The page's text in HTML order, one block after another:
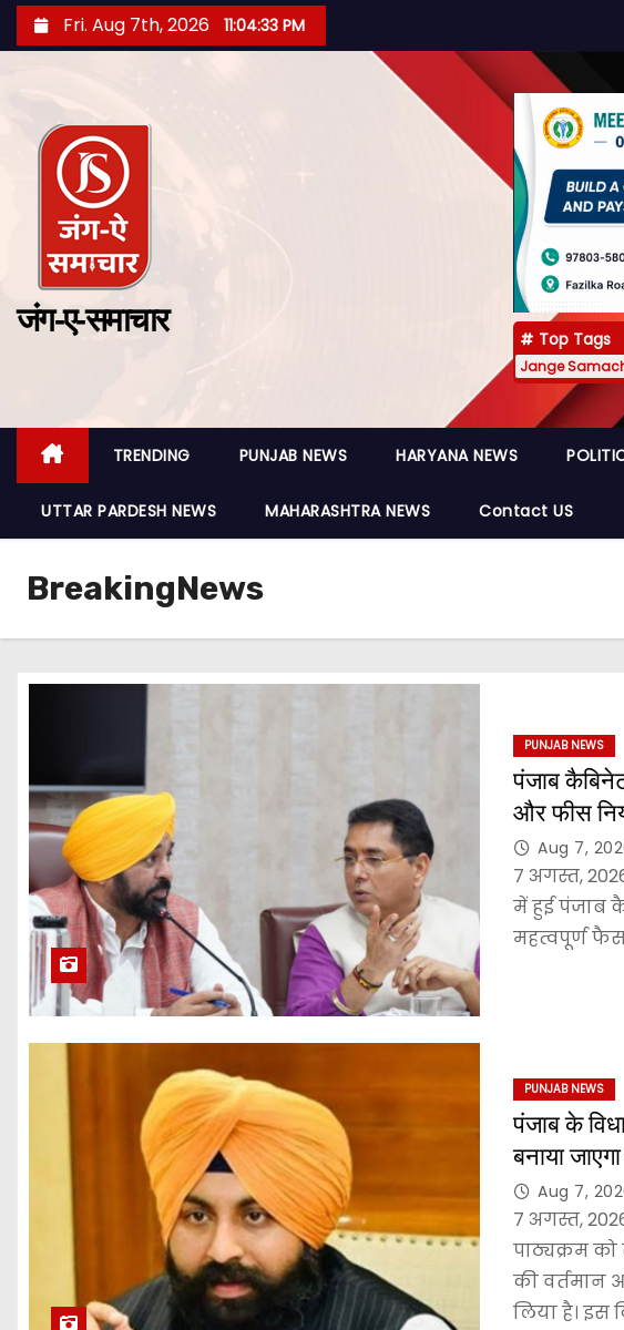
Fri. Aug 7th, 2026 11:04:35 PM
जंग-ए-समाचार
Top Tags
Jange
TRENDING PUNJAB NEWS HARYANA NEWS
UTTAR PARDESH NEWS MAHARASHTRA NEWS Contact US
BreakingNews
PUNJAB NEWS
पंजाब
और फीस
Aug 7,
7 अगस्त,
में हुई पंजाब
महत्वपूर्ण
PUNJAB NEWS
पंजाब के
बनाया
Aug 7,
7 अगस्त,
पाठ्यक्रम को
की
लिया है। इस